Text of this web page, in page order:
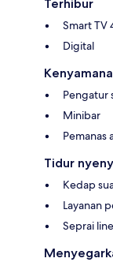
Terhibur
Smart TV
Digital
Pengatur
Minibar
Pemanas
Tidur
Kedap
Layanan
Seprai